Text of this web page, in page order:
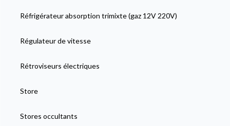
Réfrigérateur absorption trimixte (gaz 12V 220V)
Régulateur de vitesse
Rétroviseurs électriques
Store
Stores occultants